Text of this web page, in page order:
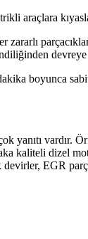
araçlara
boyunca
yanıtı vardır.
kaliteli dizel
EGR